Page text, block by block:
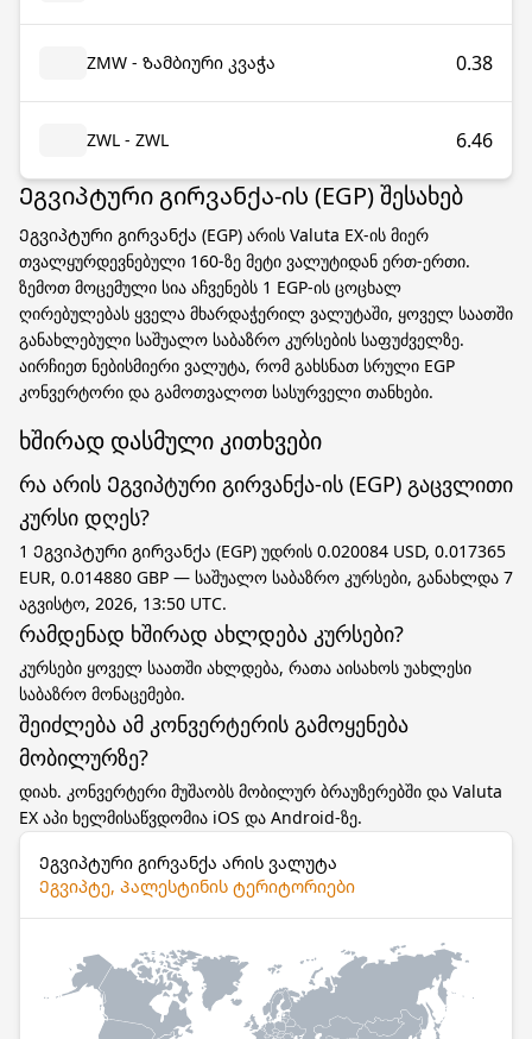
ZMW - Ზამბიური კვაჭა 0.38
ZWL - ZWL 6.46
Ეგვიპტური გირვანქა-ის (EGP) შესახებ
Ეგვიპტური გირვანქა (EGP) არის Valuta EX-ის მიერ
თვალყურდევნებული 160-ზე მეტი ვალუტიდან ერთ-ერთი.
ზემოთ მოცემული სია აჩვენებს 1 EGP-ის ცოცხალ
ღირებულებას ყველა მხარდაჭერილ ვალუტაში, ყოველ საათში
განახლებული საშუალო საბაზრო კურსების საფუძველზე.
აირჩიეთ ნებისმიერი ვალუტა, რომ გახსნათ სრული EGP
კონვერტორი და გამოთვალოთ სასურველი თანხები.
ხშირად დასმული კითხვები
რა არის Ეგვიპტური გირვანქა-ის (EGP) გაცვლითი
კურსი დღეს?
1 Ეგვიპტური გირვანქა (EGP) უდრის 0.020084 USD, 0.017365
EUR, 0.014880 GBP — საშუალო საბაზრო კურსები, განახლდა 7
აგვისტო, 2026, 13:50 UTC.
რამდენად ხშირად ახლდება კურსები?
კურსები ყოველ საათში ახლდება, რათა აისახოს უახლესი
საბაზრო მონაცემები.
შეიძლება ამ კონვერტერის გამოყენება
მობილურზე?
დიახ. კონვერტერი მუშაობს მობილურ ბრაუზერებში და Valuta
EX აპი ხელმისაწვდომია iOS და Android-ზე.
Ეგვიპტური გირვანქა არის ვალუტა
Ეგვიპტე, Პალესტინის ტერიტორიები